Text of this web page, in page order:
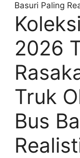
Basuri Paling
2026
Truk
Bus